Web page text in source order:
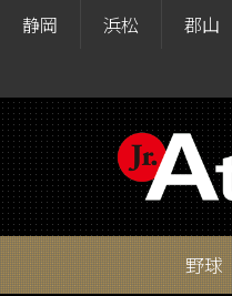
静岡 浜松 郡山
野球